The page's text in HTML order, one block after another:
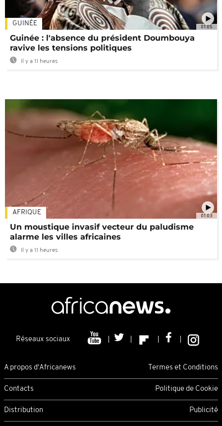
01:05
GUINÉE
Guinée : l'absence du président Doumbouya
ravive les tensions politiques
Il y a 11 heures
01:03
AFRIQUE
Un moustique invasif vecteur du paludisme
alarme les villes africaines
Il y a 11 heures
Réseaux sociaux
A propos d'Africanews Termes et Conditions
Contacts Politique de Cookie
Distribution Publicité